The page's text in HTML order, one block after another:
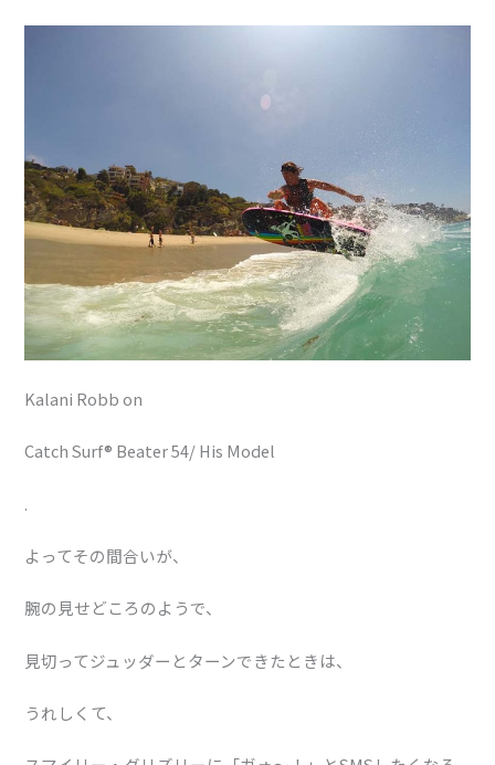
Kalani Robb on
Catch Surf® Beater 54/ His Model
.
よってその間合いが、
腕の見せどころのようで、
見切ってジュッダーとターンできたときは、
うれしくて、